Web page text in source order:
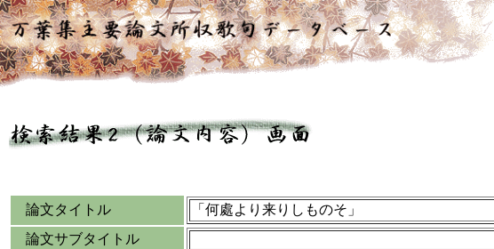
論文タイトル
「何處より来りしものそ」
論文サブタイトル